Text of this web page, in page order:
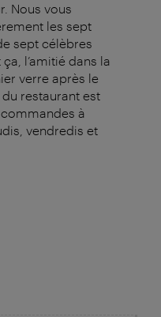
Nous vous
les sept
sept célèbres
l’amitié dans la
verre après le
restaurant est
commandes à
vendredis et